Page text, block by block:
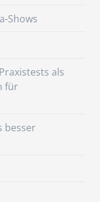
Shows
als
für
besser